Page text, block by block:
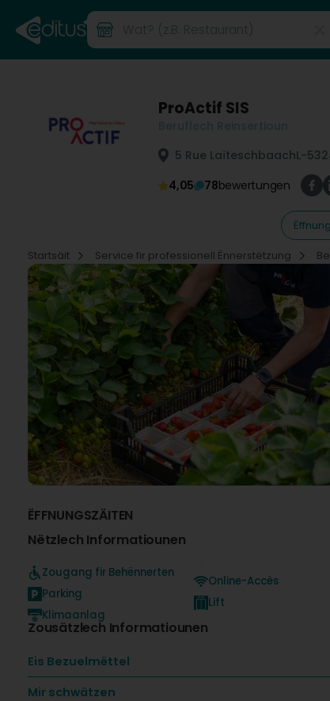
ProActif SIS
5 Rue LaïteschbaachL-
4,05
78bewertungen
Startsäit
Service fir professionell Ënnerstëtzung
ËFFNUNGSZÄITEN
Nëtzlech Informatiounen
Zougang fir Behënnerten
Parking
Klimaanlag
Online-Accès
Lift
Zousätzlech Informatiounen
Eis Bezuelmëttel
Mir schwätzen